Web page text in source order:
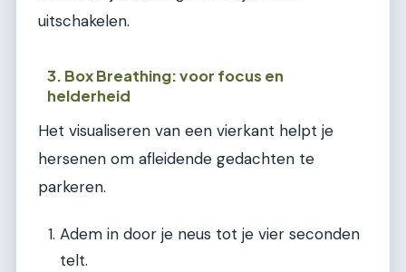
uitschakelen.
3. Box Breathing: voor focus en
helderheid
Het visualiseren van een vierkant helpt je
hersenen om afleidende gedachten te
parkeren.
Adem in door je neus tot je vier seconden
telt.